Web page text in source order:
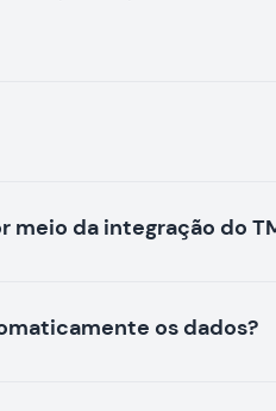
da integração do
os dados?